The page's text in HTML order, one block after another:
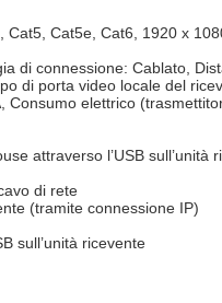
Cat5, Cat5e, Cat6, 1920 x
di connessione: Cablato,
di porta video locale del
elettrico
attraverso l’USB sull’unità
di rete
(tramite connessione IP)
sull’unità ricevente